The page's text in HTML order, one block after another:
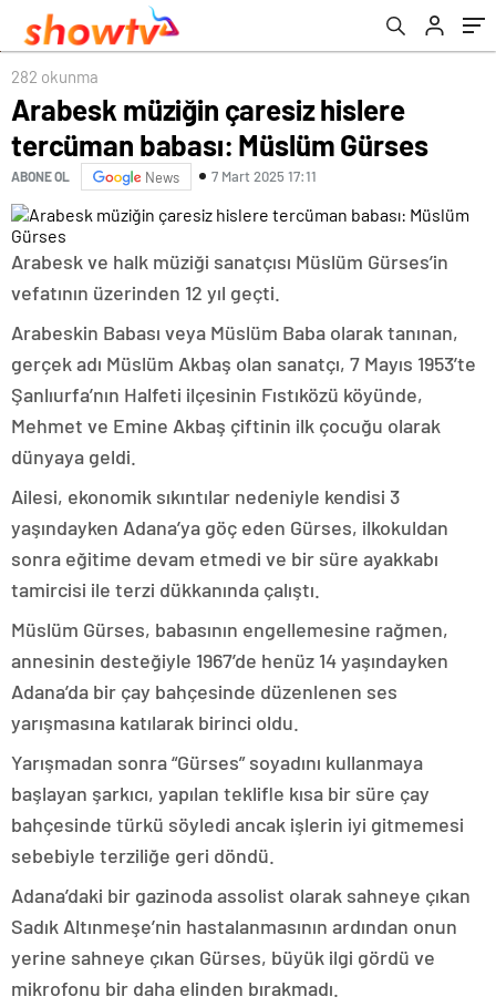
282 okunma
Arabesk müziğin çaresiz hislere
tercüman babası: Müslüm Gürses
ABONE OL News 7 Mart 2025 17:11
Arabesk ve halk müziği sanatçısı Müslüm Gürses’in
vefatının üzerinden 12 yıl geçti.
Arabeskin Babası veya Müslüm Baba olarak tanınan,
gerçek adı Müslüm Akbaş olan sanatçı, 7 Mayıs 1953’te
Şanlıurfa’nın Halfeti ilçesinin Fıstıközü köyünde,
Mehmet ve Emine Akbaş çiftinin ilk çocuğu olarak
dünyaya geldi.
Ailesi, ekonomik sıkıntılar nedeniyle kendisi 3
yaşındayken Adana’ya göç eden Gürses, ilkokuldan
sonra eğitime devam etmedi ve bir süre ayakkabı
tamircisi ile terzi dükkanında çalıştı.
Müslüm Gürses, babasının engellemesine rağmen,
annesinin desteğiyle 1967’de henüz 14 yaşındayken
Adana’da bir çay bahçesinde düzenlenen ses
yarışmasına katılarak birinci oldu.
Yarışmadan sonra “Gürses” soyadını kullanmaya
başlayan şarkıcı, yapılan teklifle kısa bir süre çay
bahçesinde türkü söyledi ancak işlerin iyi gitmemesi
sebebiyle terziliğe geri döndü.
Adana’daki bir gazinoda assolist olarak sahneye çıkan
Sadık Altınmeşe’nin hastalanmasının ardından onun
yerine sahneye çıkan Gürses, büyük ilgi gördü ve
mikrofonu bir daha elinden bırakmadı.